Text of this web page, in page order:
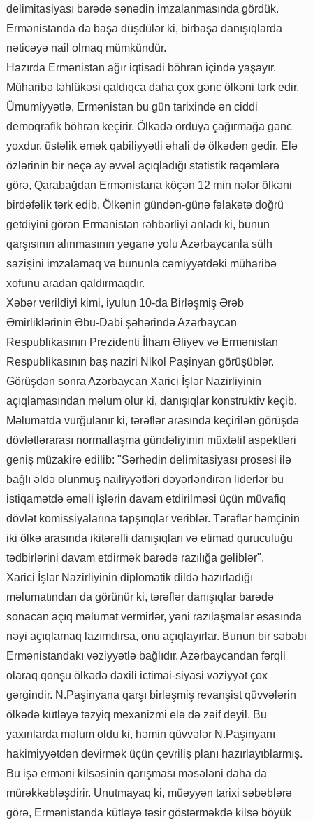
delimitasiyası barədə sənədin imzalanmasında gördük.
Ermənistanda da başa düşdülər ki, birbaşa danışıqlarda
nəticəyə nail olmaq mümkündür.
Hazırda Ermənistan ağır iqtisadi böhran içində yaşayır.
Müharibə təhlükəsi qaldıqca daha çox gənc ölkəni tərk edir.
Ümumiyyətlə, Ermənistan bu gün tarixində ən ciddi
demoqrafik böhran keçirir. Ölkədə orduya çağırmağa gənc
yoxdur, üstəlik əmək qabiliyyətli əhali də ölkədən gedir. Elə
özlərinin bir neçə ay əvvəl açıqladığı statistik rəqəmlərə
görə, Qarabağdan Ermənistana köçən 12 min nəfər ölkəni
birdəfəlik tərk edib. Ölkənin gündən-günə fəlakətə doğrü
getdiyini görən Ermənistan rəhbərliyi anladı ki, bunun
qarşısının alınmasının yeganə yolu Azərbaycanla sülh
sazişini imzalamaq və bununla cəmiyyətdəki müharibə
xofunu aradan qaldırmaqdır.
Xəbər verildiyi kimi, iyulun 10-da Birləşmiş Ərəb
Əmirliklərinin Əbu-Dabi şəhərində Azərbaycan
Respublikasının Prezidenti İlham Əliyev və Ermənistan
Respublikasının baş naziri Nikol Paşinyan görüşüblər.
Görüşdən sonra Azərbaycan Xarici İşlər Nazirliyinin
açıqlamasından məlum olur ki, danışıqlar konstruktiv keçib.
Məlumatda vurğulanır ki, tərəflər arasında keçirilən görüşdə
dövlətlərarası normallaşma gündəliyinin müxtəlif aspektləri
geniş müzakirə edilib: "Sərhədin delimitasiyası prosesi ilə
bağlı əldə olunmuş nailiyyətləri dəyərləndirən liderlər bu
istiqamətdə əməli işlərin davam etdirilməsi üçün müvafiq
dövlət komissiyalarına tapşırıqlar veriblər. Tərəflər həmçinin
iki ölkə arasında ikitərəfli danışıqları və etimad quruculuğu
tədbirlərini davam etdirmək barədə razılığa gəliblər".
Xarici İşlər Nazirliyinin diplomatik dildə hazırladığı
məlumatından da görünür ki, tərəflər danışıqlar barədə
sonacan açıq məlumat vermirlər, yəni razılaşmalar əsasında
nəyi açıqlamaq lazımdırsa, onu açıqlayırlar. Bunun bir səbəbi
Ermənistandakı vəziyyətlə bağlıdır. Azərbaycandan fərqli
olaraq qonşu ölkədə daxili ictimai-siyasi vəziyyət çox
gərgindir. N.Paşinyana qarşı birləşmiş revanşist qüvvələrin
ölkədə kütləyə təzyiq mexanizmi elə də zəif deyil. Bu
yaxınlarda məlum oldu ki, həmin qüvvələr N.Paşinyanı
hakimiyyətdən devirmək üçün çevriliş planı hazırlayıblarmış.
Bu işə erməni kilsəsinin qarışması məsələni daha da
mürəkkəbləşdirir. Unutmayaq ki, müəyyən tarixi səbəblərə
görə, Ermənistanda kütləyə təsir göstərməkdə kilsə böyük